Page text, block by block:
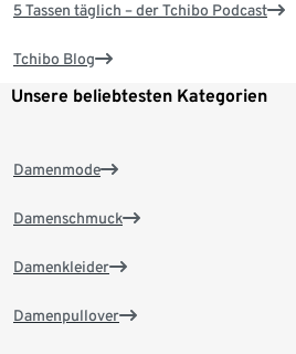
5 Tassen täglich – der Tchibo Podcast
Tchibo Blog
Unsere beliebtesten Kategorien
Damenmode
Damenschmuck
Damenkleider
Damenpullover